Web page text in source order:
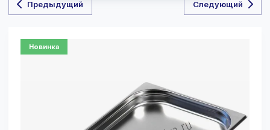
Предыдущий Следующий
Новинка